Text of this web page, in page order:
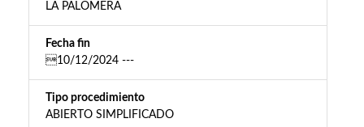
LA PALOMERA
Fecha fin
10/12/2024 ---
Tipo procedimiento
ABIERTO SIMPLIFICADO